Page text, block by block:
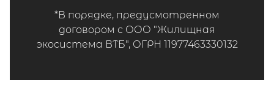
*В порядке, предусмотренном
договором с ООО "Жилищная
экосистема ВТБ", ОГРН 11977463330132